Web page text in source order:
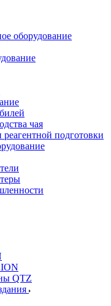
оборудование
чая
подготовки
QTZ